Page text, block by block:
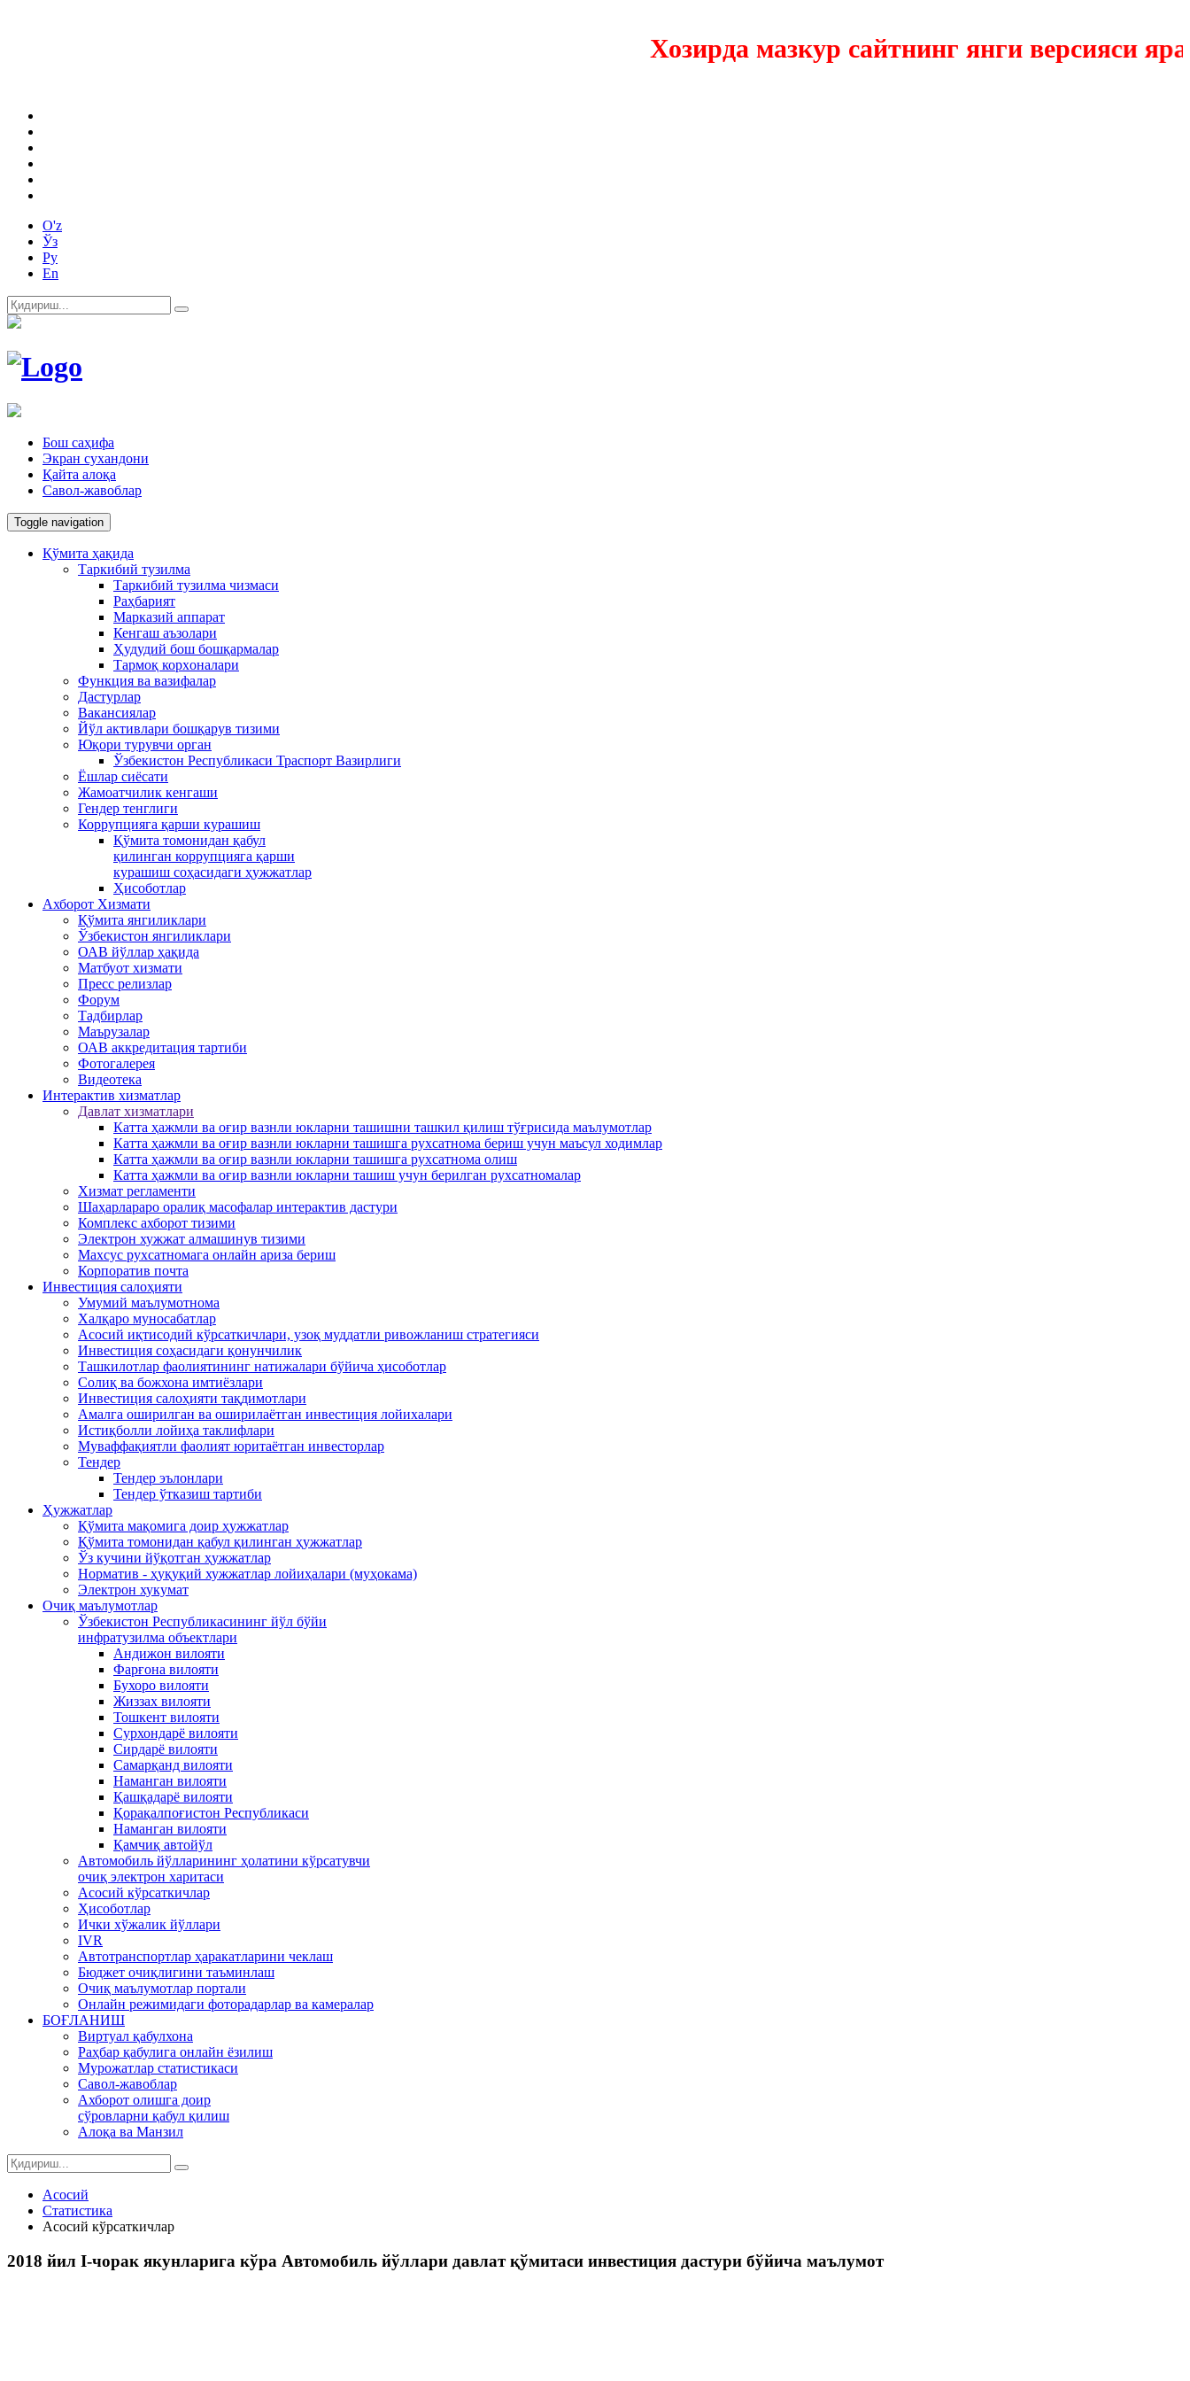
Хозирда мазкур сайтнинг янги версияси
O'z
Ўз
Ру
En
Бош саҳифа
Экран сухандони
Қайта алоқа
Савол-жавоблар
Toggle navigation
Қўмита ҳақида
Таркибий тузилма
Таркибий тузилма чизмаси
Раҳбарият
Марказий аппарат
Кенгаш аъзолари
Ҳудудий бош бошқармалар
Тармоқ корxоналари
Функция ва вазифалар
Дастурлар
Вакансиялар
Йўл активлари бошқарув тизими
Юқори турувчи орган
Ўзбекистон Республикаси Траспорт Вазирлиги
Ёшлар сиёсати
Жамоатчилик кенгаши
Гендер тенглиги
Коррупцияга қарши курашиш
Қўмита томонидан қабул
қилинган коррупцияга қарши
курашиш соҳасидаги ҳужжатлар
Ҳисоботлар
Ахборот Хизмати
Қўмита янгиликлари
Ўзбекистон янгиликлари
ОАВ йўллар ҳақида
Матбуот xизмати
Пресс релизлар
Форум
Тадбирлар
Маърузалар
ОАВ аккредитация тартиби
Фотогалерея
Видеотека
Интерактив xизматлар
Давлат хизматлари
Катта ҳажмли ва оғир вазнли юкларни ташишни ташкил қилиш тўғрисида маълумотлар
Катта ҳажмли ва оғир вазнли юкларни ташишга рухсатнома бериш учун маъсул ходимлар
Катта ҳажмли ва оғир вазнли юкларни ташишга рухсатнома олиш
Катта ҳажмли ва оғир вазнли юкларни ташиш учун берилган рухсатномалар
Хизмат регламенти
Шаҳарлараро оралиқ масофалар интерактив дастури
Комплекс ахборот тизими
Электрон хужжат алмашинув тизими
Махсус рухсатномага онлайн ариза бериш
Корпоратив почта
Инвестиция салоҳияти
Умумий маълумотнома
Xалқаро муносабатлар
Асосий иқтисодий кўрсаткичлари, узоқ муддатли ривожланиш стратегияси
Инвестиция соҳасидаги қонунчилик
Ташкилотлар фаолиятининг натижалари бўйича ҳисоботлар
Солиқ ва божхона имтиёзлари
Инвестиция салоҳияти тақдимотлари
Амалга оширилган ва оширилаётган инвестиция лойихалари
Истиқболли лойиҳа таклифлари
Муваффақиятли фаолият юритаётган инвесторлар
Тендер
Тендер эълонлари
Тендер ўтказиш тартиби
Ҳужжатлар
Қўмита мақомига доир ҳужжатлар
Қўмита томонидан қабул қилинган ҳужжатлар
Ўз кучини йўқотган ҳужжатлар
Норматив - ҳуқуқий хужжатлар лойиҳалари (муҳокама)
Электрон хукумат
Очиқ маълумотлар
Ўзбекистон Республикасининг йўл бўйи
инфратузилма объектлари
Андижон вилояти
Фарғона вилояти
Бухоро вилояти
Жиззах вилояти
Тошкент вилояти
Сурхондарё вилояти
Сирдарё вилояти
Самарқанд вилояти
Наманган вилояти
Қашқадарё вилояти
Қорақалпоғистон Республикаси
Наманган вилояти
Қамчиқ автойўл
Автомобиль йўлларининг ҳолатини кўрсатувчи
очиқ электрон харитаси
Асосий кўрсаткичлар
Ҳисоботлар
Ички хўжалик йўллари
IVR
Автотранспортлар ҳаракатларини чеклаш
Бюджет очиқлигини таъминлаш
Очиқ маълумотлар портали
Онлайн режимидаги фоторадарлар ва камералар
БОҒЛАНИШ
Виртуал қабулхона
Раҳбар қабулига онлайн ёзилиш
Мурожатлар статистикаси
Савол-жавоблар
Ахборот олишга доир
сўровларни қабул қилиш
Алоқа ва Манзил
Асосий
Статистика
Асосий кўрсаткичлар
2018 йил I-чорак якунларига кўра Автомобиль йўллари давлат қўмитаси инвестиция дастури бўйича маълумот